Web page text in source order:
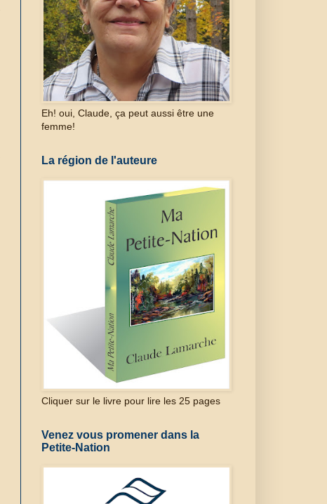
Eh! oui, Claude, ça peut aussi être une
femme!
La région de l'auteure
Cliquer sur le livre pour lire les 25 pages
Venez vous promener dans la
Petite-Nation